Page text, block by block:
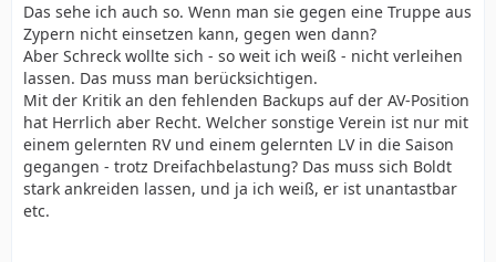
Das sehe ich auch so. Wenn man sie gegen eine Truppe aus
Zypern nicht einsetzen kann, gegen wen dann?
Aber Schreck wollte sich - so weit ich weiß - nicht verleihen
lassen. Das muss man berücksichtigen.
Mit der Kritik an den fehlenden Backups auf der AV-Position
hat Herrlich aber Recht. Welcher sonstige Verein ist nur mit
einem gelernten RV und einem gelernten LV in die Saison
gegangen - trotz Dreifachbelastung? Das muss sich Boldt
stark ankreiden lassen, und ja ich weiß, er ist unantastbar
etc.